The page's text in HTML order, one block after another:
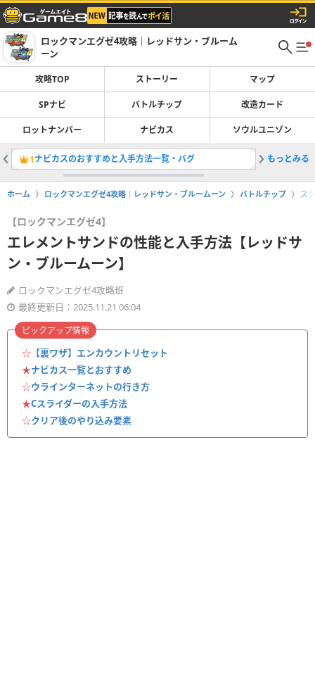
ロックマンエグゼ4攻略｜レッドサン・ブルーム
ーン
攻略TOP ストーリー マップ
SPナビ バトルチップ 改造カード
ロットナンバー ナビカス ソウルユニゾン
1ナビカスのおすすめと入手方法一覧・バグ 2ウライ
もっとみる
ホーム ロックマンエグゼ4攻略｜レッドサン・ブルームーン バトルチップ ス
【ロックマンエグゼ4】
エレメントサンドの性能と入手方法【レッドサ
ン・ブルームーン】
ロックマンエグゼ4攻略班
最終更新日：2025.11.21 06:04
☆ 【裏ワザ】エンカウントリセット
★ナビカス一覧とおすすめ
☆ウラインターネットの行き方
★Cスライダーの入手方法
☆クリア後のやり込み要素
ピックアップ情報